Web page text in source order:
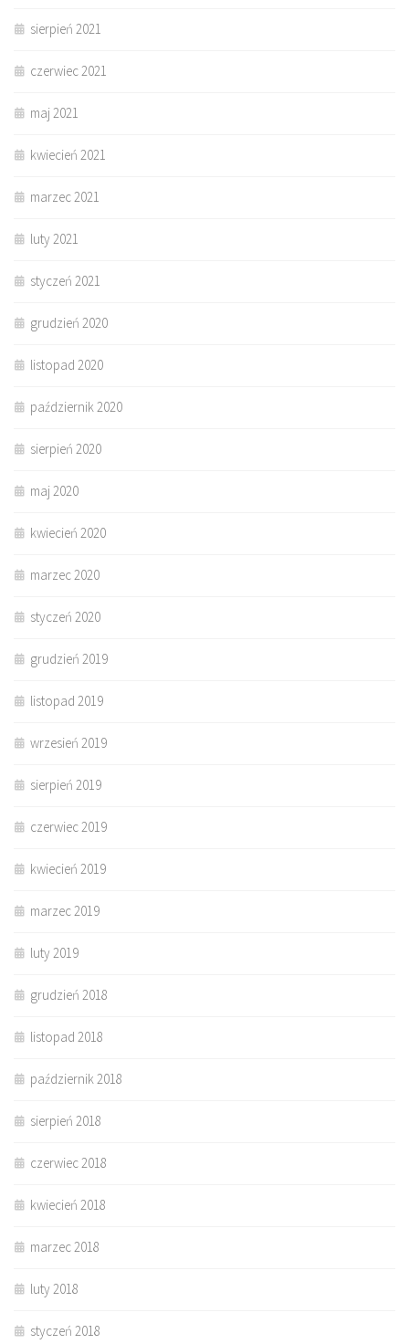
sierpień 2021
czerwiec 2021
maj 2021
kwiecień 2021
marzec 2021
luty 2021
styczeń 2021
grudzień 2020
listopad 2020
październik 2020
sierpień 2020
maj 2020
kwiecień 2020
marzec 2020
styczeń 2020
grudzień 2019
listopad 2019
wrzesień 2019
sierpień 2019
czerwiec 2019
kwiecień 2019
marzec 2019
luty 2019
grudzień 2018
listopad 2018
październik 2018
sierpień 2018
czerwiec 2018
kwiecień 2018
marzec 2018
luty 2018
styczeń 2018